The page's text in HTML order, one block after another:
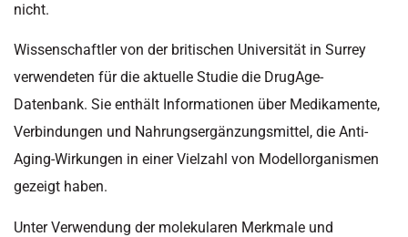
nicht.
Wissenschaftler von der britischen Universität in Surrey
verwendeten für die aktuelle Studie die DrugAge-
Datenbank. Sie enthält Informationen über Medikamente,
Verbindungen und Nahrungsergänzungsmittel, die Anti-
Aging-Wirkungen in einer Vielzahl von Modellorganismen
gezeigt haben.
Unter Verwendung der molekularen Merkmale und